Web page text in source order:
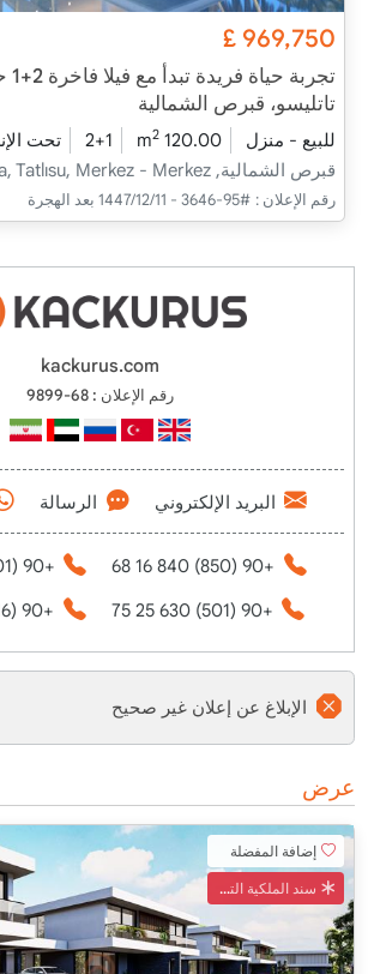
969,750
£
تجربة
تاتليسو، قبرص الشمالية
للبيع - منزل 120.00 m
2
2+1 تحت
قبرص الشمالية, Gazimağusa, Tatlısu, Merkez - Merkez
رقم الإعلان : #95-3646 - 11‏‏/12‏‏/1447 بعد الهجرة
kackurus.com
رقم الإعلان : 68-9899
البريد الإلكتروني الرسالة
+90 (850) 840 16 68
+90 (501) 620 25 75
+90 (501) 630 25 75
+90 (216) 606 12 30
الإبلاغ عن إعلان غير صحيح
عرض
إضافة المفضلة
سند الملكية التركي